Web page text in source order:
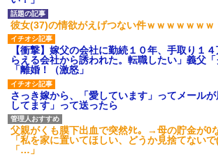
げえええええｗｗｗｗｗｗｗｗ
ｗｗｗ
【愕然】白のクラウン俺氏、
高速道路左車線を制限速度で走
った結果wwwwwwwwwwww
百年の恋12-899 食べた量を
張り合ってくる
【悲報】佐藤輝明・・・２軍
でも盛大にやらかす←あまり悲
しませないでくれ
彼女(37)の情欲がえげつない件ｗｗｗｗｗｗｗ
【衝撃】嫁父の会社に勤続１０年、手取り１
らえる会社から誘われた。転職したい」義父
「離婚！（激怒」
さっき嫁から、「愛しています」ってメール
してます」って送ったら
父親がくも膜下出血で突然ﾀﾋ。→母の貯金が0
「私を家に置いてほしい、どうか見捨てない
「…」